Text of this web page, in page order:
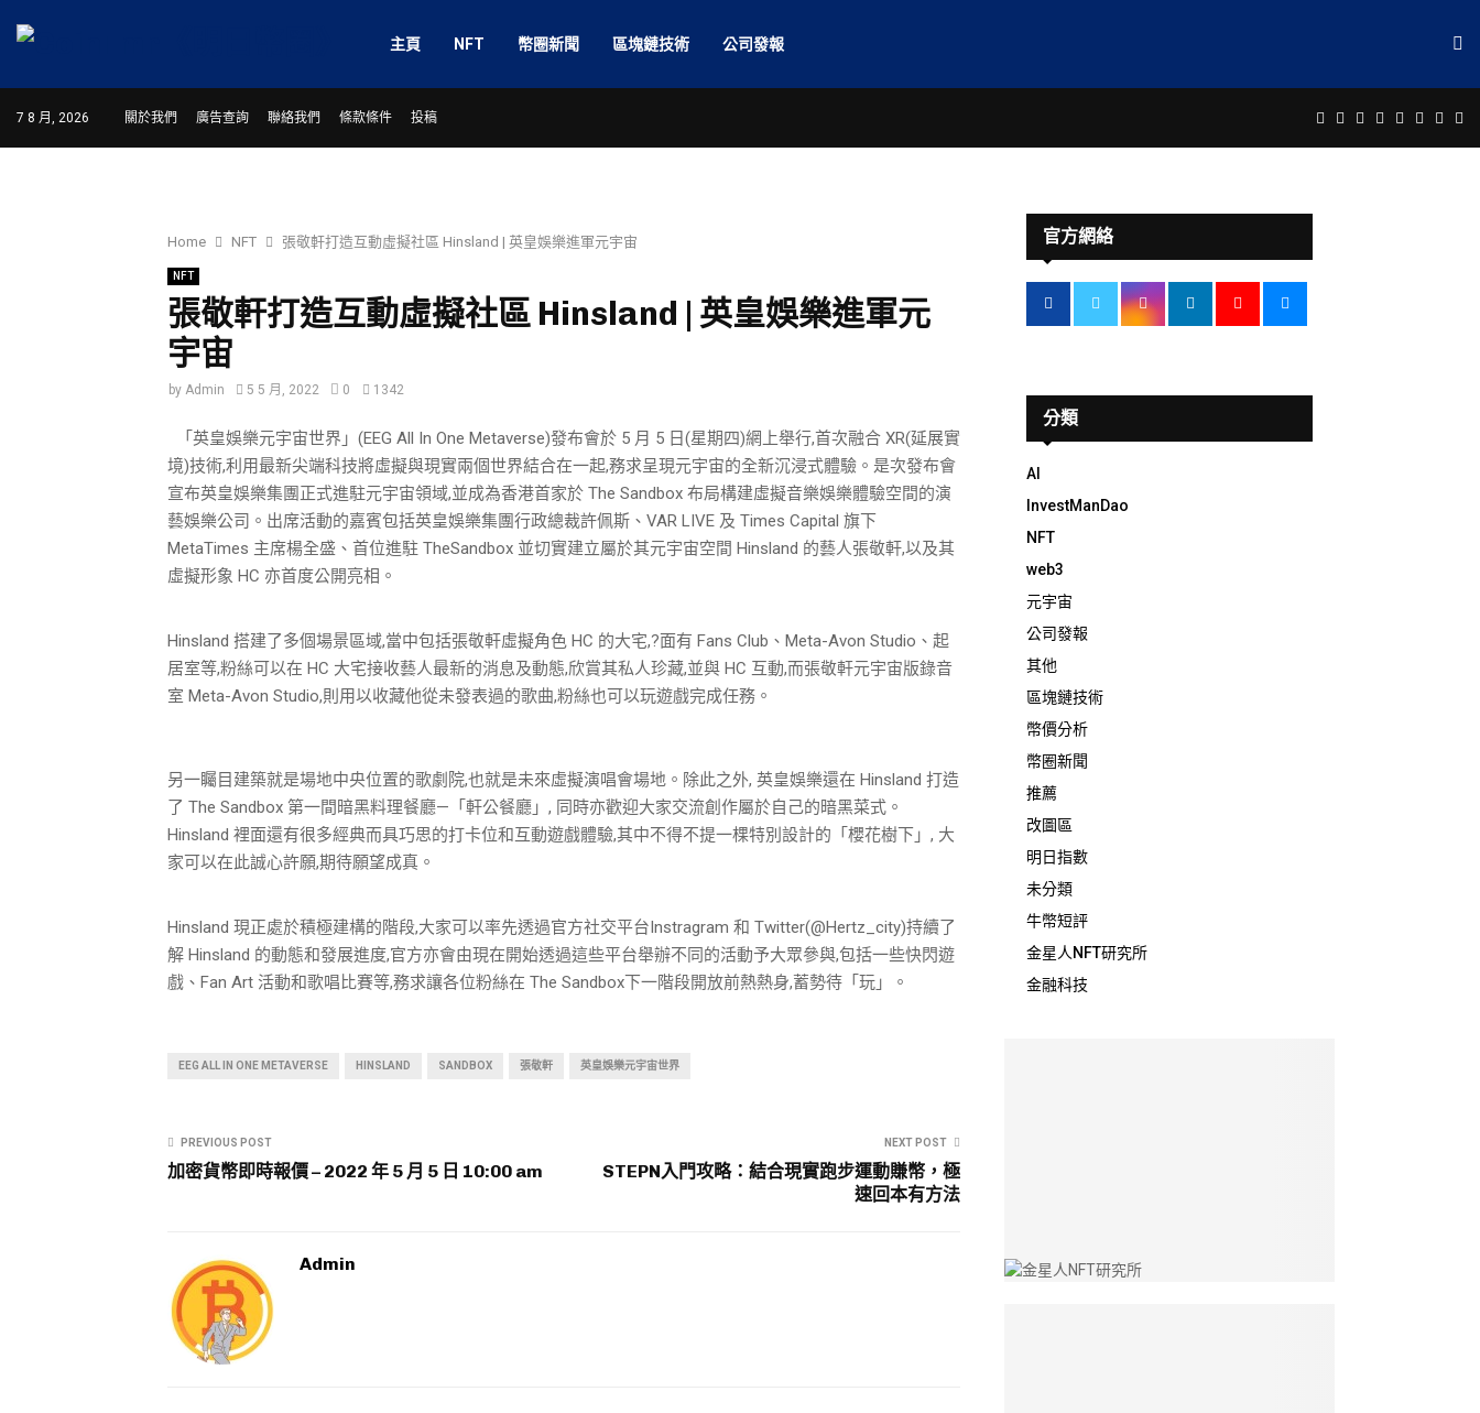
主頁 NFT 幣圈新聞 區塊鏈技術 公司發報
7 8 月, 2026 關於我們 廣告查詢 聯絡我們 條款條件 投稿 Facebook
TwitterInstagram
Linkedin
Youtube
Email
Rss
Home NFT 張敬軒打造互動虛擬社區 Hinsland | 英皇娛樂進軍元宇宙
NFT
張敬軒打造互動虛擬社區 Hinsland | 英皇娛樂進軍元
宇宙
by Admin 5 5 月, 2022 0 1342
「英皇娛樂元宇宙世界」(EEG All In One Metaverse)發布會於 5 月 5 日(星期四)網上舉行,首次融合 XR(延展實
境)技術,利用最新尖端科技將虛擬與現實兩個世界結合在一起,務求呈現元宇宙的全新沉浸式體驗。是次發布會
宣布英皇娛樂集團正式進駐元宇宙領域,並成為香港首家於 The Sandbox 布局構建虛擬音樂娛樂體驗空間的演
藝娛樂公司。出席活動的嘉賓包括英皇娛樂集團行政總裁許佩斯、VAR LIVE 及 Times Capital 旗下
MetaTimes 主席楊全盛、首位進駐 TheSandbox 並切實建立屬於其元宇宙空間 Hinsland 的藝人張敬軒,以及其
虛擬形象 HC 亦首度公開亮相。
Hinsland 搭建了多個場景區域,當中包括張敬軒虛擬角色 HC 的大宅,?面有 Fans Club、Meta-Avon Studio、起
居室等,粉絲可以在 HC 大宅接收藝人最新的消息及動態,欣賞其私人珍藏,並與 HC 互動,而張敬軒元宇宙版錄音
室 Meta-Avon Studio,則用以收藏他從未發表過的歌曲,粉絲也可以玩遊戲完成任務。
另一矚目建築就是場地中央位置的歌劇院,也就是未來虛擬演唱會場地。除此之外, 英皇娛樂還在 Hinsland 打造
了 The Sandbox 第一間暗黑料理餐廳—「軒公餐廳」, 同時亦歡迎大家交流創作屬於自己的暗黑菜式。
Hinsland 裡面還有很多經典而具巧思的打卡位和互動遊戲體驗,其中不得不提一棵特別設計的「櫻花樹下」, 大
家可以在此誠心許願,期待願望成真。
Hinsland 現正處於積極建構的階段,大家可以率先透過官方社交平台Instragram 和 Twitter(@Hertz_city)持續了
解 Hinsland 的動態和發展進度,官方亦會由現在開始透過這些平台舉辦不同的活動予大眾參與,包括一些快閃遊
戲、Fan Art 活動和歌唱比賽等,務求讓各位粉絲在 The Sandbox下一階段開放前熱熱身,蓄勢待「玩」。
EEG ALL IN ONE METAVERSE HINSLAND SANDBOX 張敬軒 英皇娛樂元宇宙世界
PREVIOUS POST
加密貨幣即時報價 – 2022 年 5 月 5 日 10:00 am
NEXT POST
STEPN入門攻略：結合現實跑步運動賺幣，極
速回本有方法
Admin
官方網絡
分類
AI
InvestManDao
NFT
web3
元宇宙
公司發報
其他
區塊鏈技術
幣價分析
幣圈新聞
推薦
改圖區
明日指數
未分類
牛幣短評
金星人NFT研究所
金融科技